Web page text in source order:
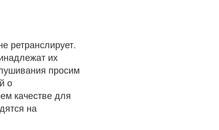
ретранслирует.
их
просим
о
качестве для
на